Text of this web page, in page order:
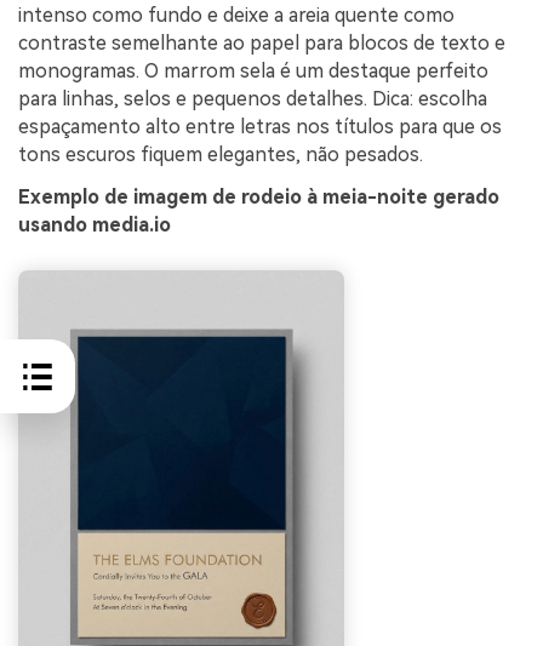
intenso como fundo e deixe a areia quente como
contraste semelhante ao papel para blocos de texto e
monogramas. O marrom sela é um destaque perfeito
para linhas, selos e pequenos detalhes. Dica: escolha
espaçamento alto entre letras nos títulos para que os
tons escuros fiquem elegantes, não pesados.
Exemplo de imagem de rodeio à meia-noite gerado
usando media.io